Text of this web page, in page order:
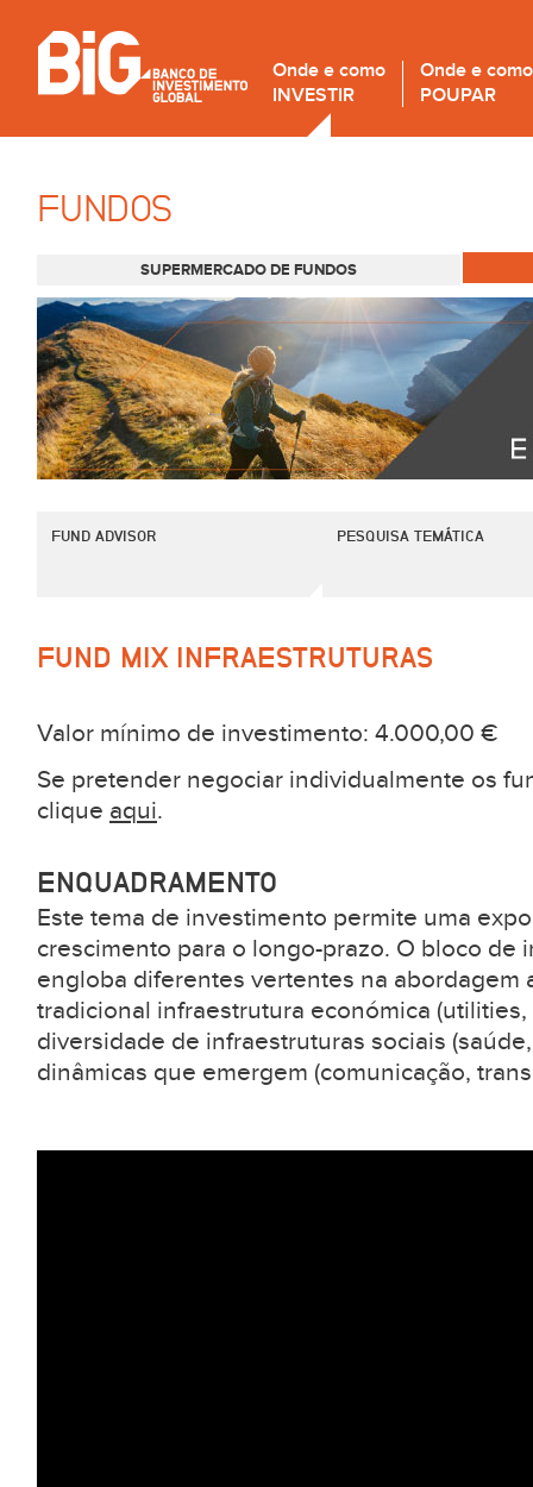
Onde e como
INVESTIR
Onde e como
POUPAR
FUNDOS
SUPERMERCADO DE FUNDOS
FUND ADVISOR PESQUISA TEMÁTICA
FUND MIX INFRAESTRUTURAS
Valor mínimo de investimento: 4.000,00 €
Se pretender negociar individualmente os
clique aqui.
ENQUADRAMENTO
Este tema de investimento permite uma
crescimento para o longo-prazo. O bloco de
engloba diferentes vertentes na abordagem
tradicional infraestrutura económica
diversidade de infraestruturas sociais
dinâmicas que emergem (comunicação,